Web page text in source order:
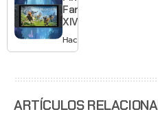
el primero
Fantasy
XIV llega a
Switch 2 y
te deja
Hace 3 días
ARTÍCULOS